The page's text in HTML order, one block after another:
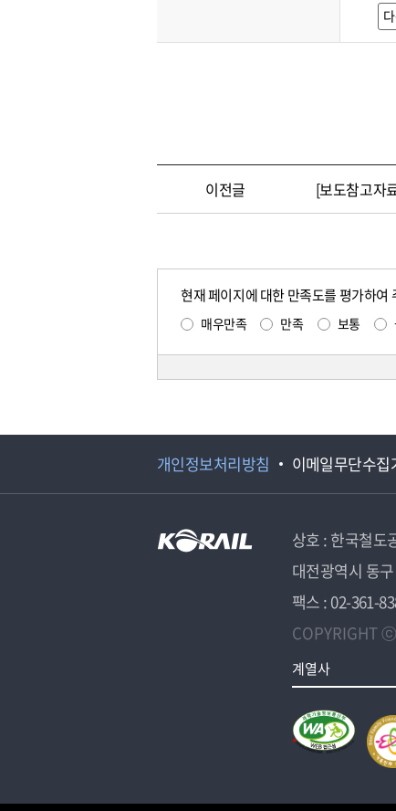
이전글 [보도참고자
현재 페이지에 대한 만족도를 평가하여
매우만족 만족 보통
개인정보처리방침 이메일무단수집
상호 : 한국철도
대전광역시 동
팩스 : 02-361-
COPYRIGHT
계열사